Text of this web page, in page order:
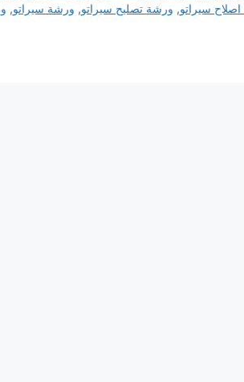
سيراتو, ورشة تصليح سيراتو, ورشة سيراتو,